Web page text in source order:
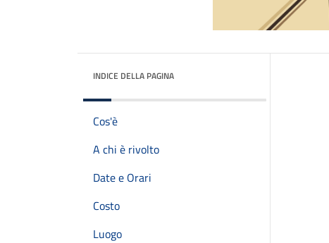
INDICE DELLA PAGINA
Cos'è
A chi è rivolto
Date e Orari
Costo
Luogo